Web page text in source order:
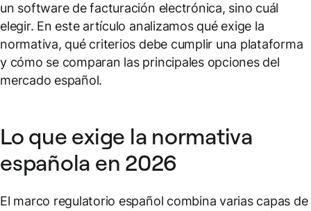
un software de facturación electrónica, sino cuál
elegir. En este artículo analizamos qué exige la
normativa, qué criterios debe cumplir una plataforma
y cómo se comparan las principales opciones del
mercado español.
Lo que exige la normativa
española en 2026
El marco regulatorio español combina varias capas de